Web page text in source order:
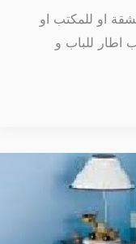
او للمكتب او
اطار للباب و